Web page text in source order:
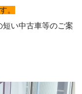
。
い中古車等のご案